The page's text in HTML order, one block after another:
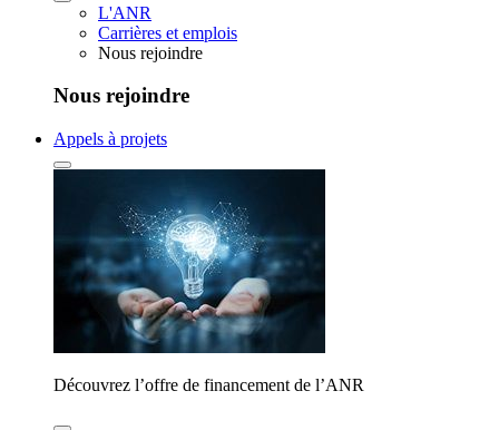
L'ANR
Carrières et emplois
Nous rejoindre
Nous rejoindre
Appels à projets
Découvrez l’offre de financement de l’ANR